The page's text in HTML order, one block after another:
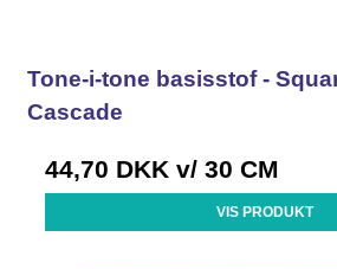
Tone-i-tone basisstof -
Cascade
44,70 DKK v/ 30 CM
VIS PRODUKT